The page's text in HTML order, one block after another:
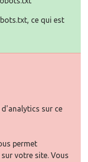
ce qui est
sur ce
permet
votre site. Vous